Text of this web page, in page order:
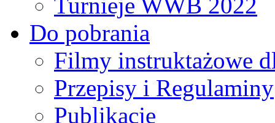
Do pobrania
Filmy instruktażowe
Przepisy i Regulaminy
Publikacje